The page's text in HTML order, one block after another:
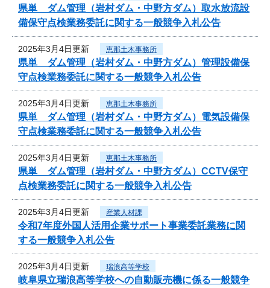
県単 ダム管理（岩村ダム・中野方ダム）取水放流設
備保守点検業務委託に関する一般競争入札公告
2025年3月4日更新 恵那土木事務所
県単 ダム管理（岩村ダム・中野方ダム）管理設備保
守点検業務委託に関する一般競争入札公告
2025年3月4日更新 恵那土木事務所
県単 ダム管理（岩村ダム・中野方ダム）電気設備保
守点検業務委託に関する一般競争入札公告
2025年3月4日更新 恵那土木事務所
県単 ダム管理（岩村ダム・中野方ダム）CCTV保守
点検業務委託に関する一般競争入札公告
2025年3月4日更新 産業人材課
令和7年度外国人活用企業サポート事業委託業務に関
する一般競争入札公告
2025年3月4日更新 瑞浪高等学校
岐阜県立瑞浪高等学校への自動販売機に係る一般競争